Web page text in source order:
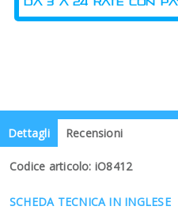
Dettagli Recensioni
Codice articolo: iO8412
SCHEDA TECNICA IN INGLESE